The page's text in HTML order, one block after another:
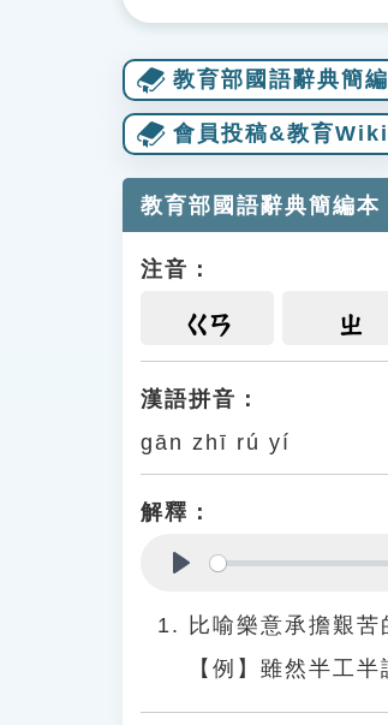
教育部國語辭典簡
會員投稿&教育Wiki
教育部國語辭典簡編本
注音：
ㄍㄢ ㄓ
漢語拼音：
gān zhī rú yí
解釋：
比喻樂意承擔艱苦
【例】雖然半工